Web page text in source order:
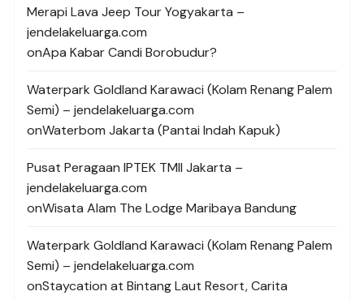
Merapi Lava Jeep Tour Yogyakarta –
jendelakeluarga.com
onApa Kabar Candi Borobudur?
Waterpark Goldland Karawaci (Kolam Renang Palem
Semi) – jendelakeluarga.com
onWaterbom Jakarta (Pantai Indah Kapuk)
Pusat Peragaan IPTEK TMII Jakarta –
jendelakeluarga.com
onWisata Alam The Lodge Maribaya Bandung
Waterpark Goldland Karawaci (Kolam Renang Palem
Semi) – jendelakeluarga.com
onStaycation at Bintang Laut Resort, Carita